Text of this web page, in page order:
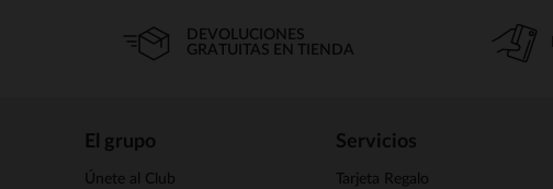
DEVOLUCIONES
GRATUITAS EN TIENDA
El grupo
Únete al Club
Servicios
Tarjeta Regalo